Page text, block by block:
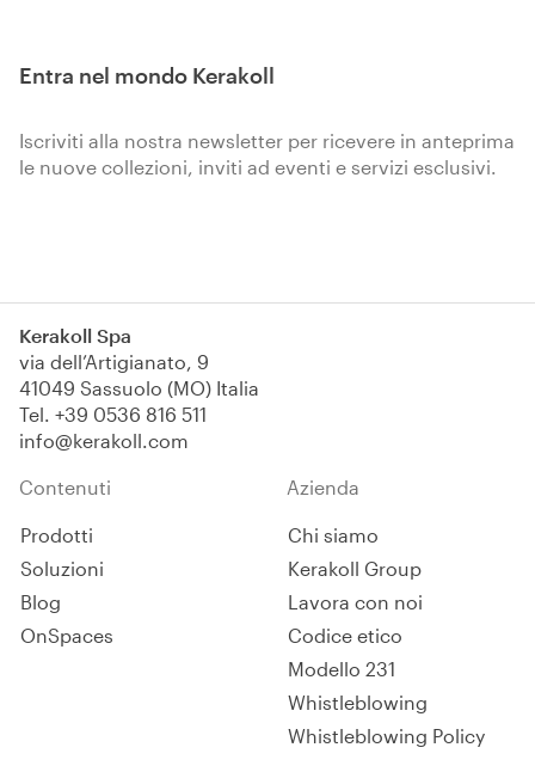
Entra nel mondo Kerakoll
Iscriviti alla nostra newsletter per ricevere in anteprima
le nuove collezioni, inviti ad eventi e servizi esclusivi.
Kerakoll Spa
via dell’Artigianato, 9
41049 Sassuolo (MO) Italia
Tel. +39 0536 816 511
info@kerakoll.com
Contenuti
Prodotti
Soluzioni
Blog
OnSpaces
Azienda
Chi siamo
Kerakoll Group
Lavora con noi
Codice etico
Modello 231
Whistleblowing
Whistleblowing Policy